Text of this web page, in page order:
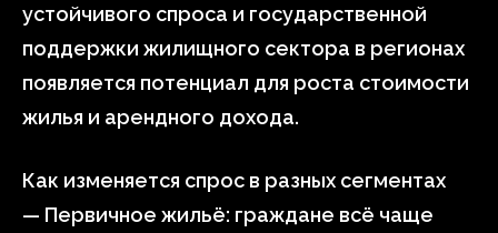
устойчивого спроса и государственной
поддержки жилищного сектора в регионах
появляется потенциал для роста стоимости
жилья и арендного дохода.
Как изменяется спрос в разных сегментах
— Первичное жильё: граждане всё чаще